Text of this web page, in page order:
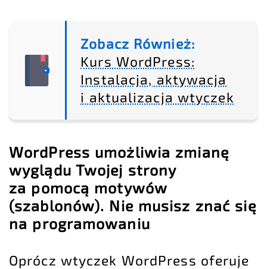
Zobacz Również:
Kurs WordPress:
Instalacja, aktywacja
i aktualizacja wtyczek
WordPress umożliwia zmianę
wyglądu Twojej strony
za pomocą motywów
(szablonów). Nie musisz znać się
na programowaniu
Oprócz wtyczek WordPress oferuje